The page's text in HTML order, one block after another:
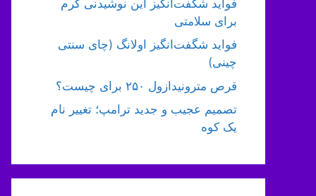
فواید شگفت‌انگیز این نوشیدنی گرم
برای سلامتی
فواید شگفت‌انگیز اولانگ (چای سنتی
چینی)
قرص مترونیدازول ۲۵۰ برای چیست؟
تصمیم عجیب و جدید ترامپ؛ تغییر نام
یک کوه